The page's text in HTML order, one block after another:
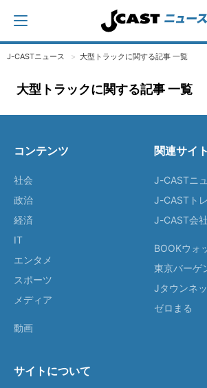
J-CASTニュース 大型トラックに関する記事 一覧
大型トラックに関する記事 一覧
コンテンツ
社会
政治
経済
IT
エンタメ
スポーツ
メディア
動画
関連サイト
J-CASTニ
J-CASTト
J-CAST会
BOOKウォ
東京バーゲ
Jタウンネ
ゼロまる
サイトについて